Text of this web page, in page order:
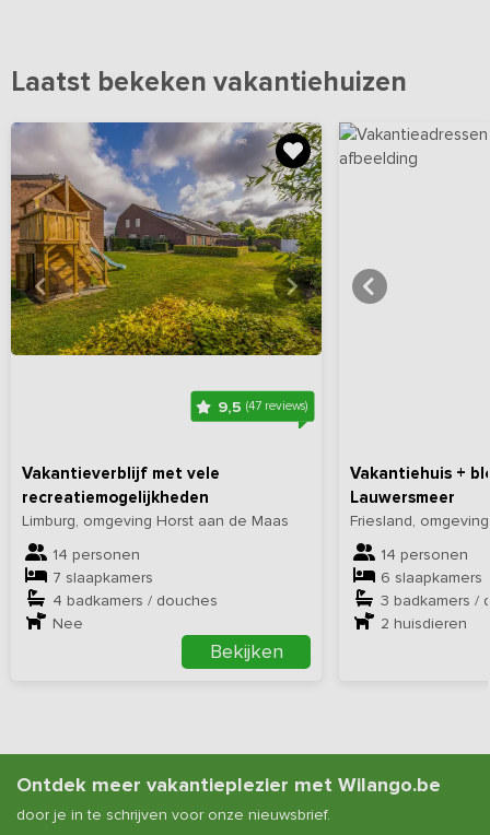
Laatst bekeken vakantiehuizen
9,5(47 reviews)
Vakantieverblijf met vele
recreatiemogelijkheden
Limburg, omgeving Horst aan de Maas
14 personen
7 slaapkamers
4 badkamers / douches
Nee
Bekijken
Bekijkhieralle foto's
Vakantiehuis +
Lauwersmeer
Friesland,
14 personen
6 slaapkamers
3 badkamers /
2 huisdieren
Ontdek meer vakantieplezier met Wilango.be
door je in te schrijven voor onze nieuwsbrief.